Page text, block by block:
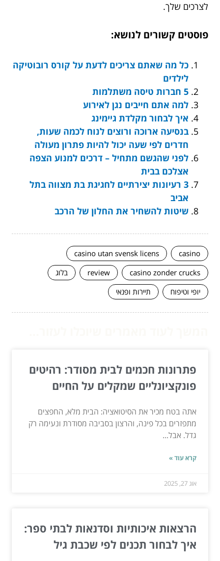
לצרכים שלך.
פוסטים קשורים לנושא:
כל מה שאתם צריכים לדעת על קורס רובוטיקה
לילדים
5 חברות טיסה משתלמות
למה אתם חייבים נגן לאירוע
איך לבחור מקלדת גיימינג
בנסיעה ארוכה ורוצים לנוח לכמה שעות,
חדרים לפי שעה יכול להיות פתרון מעולה
לפני שהגשם מתחיל – דרכים למנוע הצפה
אצלכם בבית
3 רעיונות יצירתיים לחגיגת בת מצווה בתל
אביב
שיטות להשחיר את החלון של הרכב
casino
casino utan svensk licens
casino zonder crucks
review
בלוג
יופי וטיפוח
תיירות ופנאי
פתרונות חכמים לבית מסודר: רהיטים
פונקציונליים שמקלים על החיים
אתה בטח מכיר את הסיטואציה: הבית מלא, החפצים
מתפזרים בכל פינה, והרצון בסביבה מסודרת ונעימה רק
גדל. אבל...
קרא עוד »
אוג 27, 2025
הרצאות איכותיות וסדנאות לבתי ספר:
איך לבחור תכנים לפי שכבת גיל